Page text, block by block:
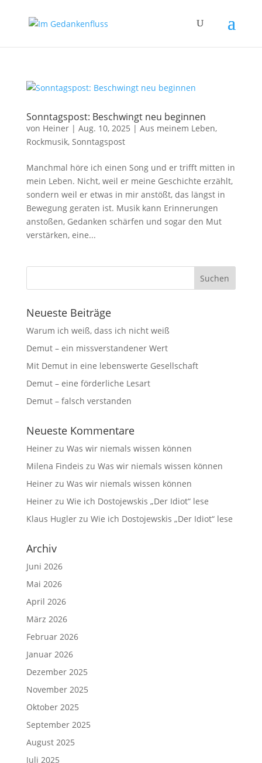
Sonntagspost: Beschwingt neu beginnen
von Heiner| Aug. 10, 2025 | Aus meinem Leben,
Rockmusik, Sonntagspost
Manchmal höre ich einen Song und er trifft mitten in
mein Leben. Nicht, weil er meine Geschichte erzählt,
sondern weil er etwas in mir anstößt, das längst in
Bewegung geraten ist. Musik kann Erinnerungen
anstoßen, Gedanken schärfen und sogar den Mut
verstärken, eine...
Neueste Beiträge
Warum ich weiß, dass ich nicht weiß
Demut – ein missverstandener Wert
Mit Demut in eine lebenswerte Gesellschaft
Demut – eine förderliche Lesart
Demut – falsch verstanden
Neueste Kommentare
Heinerzu Was wir niemals wissen können
Milena Findeis zu Was wir niemals wissen können
Heinerzu Was wir niemals wissen können
Heinerzu Wie ich Dostojewskis „Der Idiot“ lese
Klaus Huglerzu Wie ich Dostojewskis „Der Idiot“ lese
Archiv
Juni 2026
Mai 2026
April 2026
März 2026
Februar 2026
Januar 2026
Dezember 2025
November 2025
Oktober 2025
September 2025
August 2025
Juli 2025